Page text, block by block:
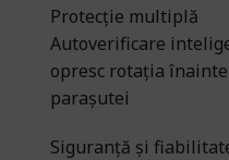
Protecție multiplă
Autoverificare
opresc rotația
parașutei
Siguranță și